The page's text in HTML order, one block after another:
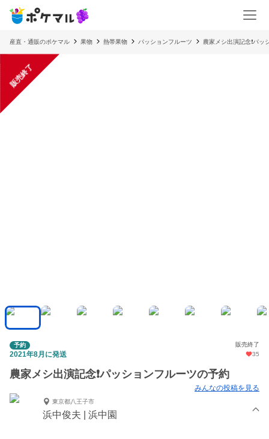
産直・通販のポケマル 果物 熱帯果物 パッションフルーツ 農家メシ出演記念❗パ
販売終了
予約 販売終了
2021年8月に発送 35
農家メシ出演記念❗パッションフルーツの予約
みんなの投稿を見る
東京都八王子市
浜中俊夫 | 浜中園